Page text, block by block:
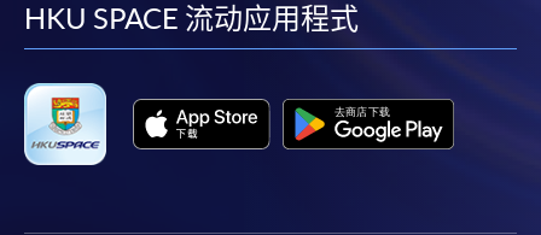
facebook
youtube
linkedin
HKU SPACE 流动应用程式